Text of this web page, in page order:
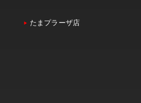
たまプラーザ店